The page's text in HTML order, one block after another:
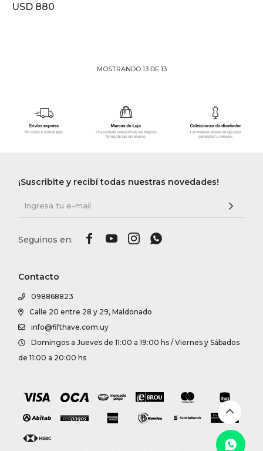
USD 880
MOSTRANDO 13DE 13
Contacto
098868823
Calle 20 entre 28 y 29, Maldonado
info@fifthave.com.uy
Domingos a Jueves de 11:00 a 19:00 hs / Viernes y Sábados
de 11:00 a 20:00 hs
¡Suscribite y recibí todas nuestras novedades!
   